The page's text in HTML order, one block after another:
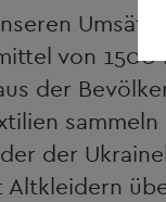
von
der
der